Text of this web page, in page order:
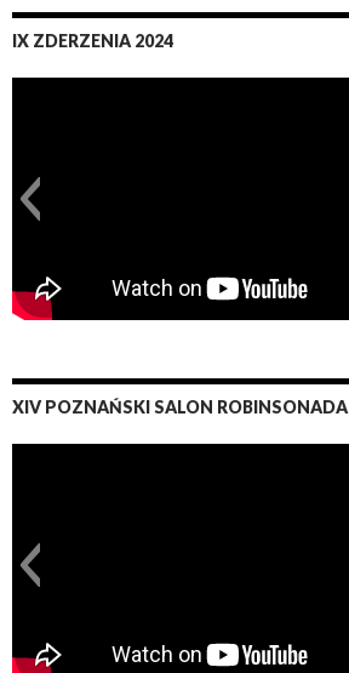
IX ZDERZENIA 2024
XIV POZNAŃSKI SALON ROBINSONADA